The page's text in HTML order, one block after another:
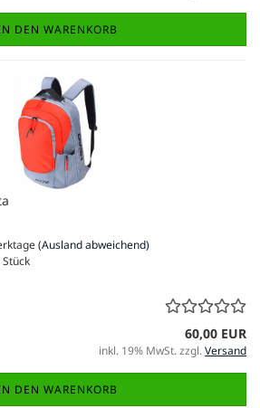
DEN WARENKORB
(Ausland abweichend)
Stück
60,00 EUR
inkl. 19% MwSt. zzgl.Versand
DEN WARENKORB